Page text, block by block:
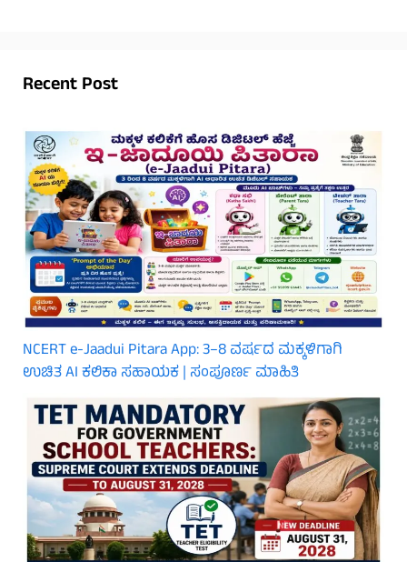
Recent Post
NCERT e-Jaadui Pitara App: 3–8 ವರ್ಷದ ಮಕ್ಕಳಿಗಾಗಿ
ಉಚಿತ AI ಕಲಿಕಾ ಸಹಾಯಕ | ಸಂಪೂರ್ಣ ಮಾಹಿತಿ